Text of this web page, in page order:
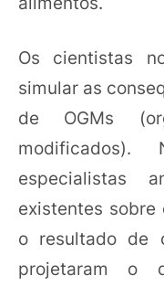
Os cientistas
simular as
de OGMs
especialistas
existentes sobre
o resultado de
projetaram o